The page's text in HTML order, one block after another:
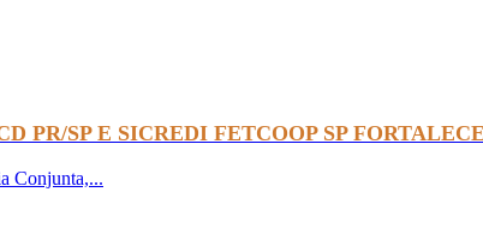
PR/SP E SICREDI FETCOOP SP
Conjunta,...